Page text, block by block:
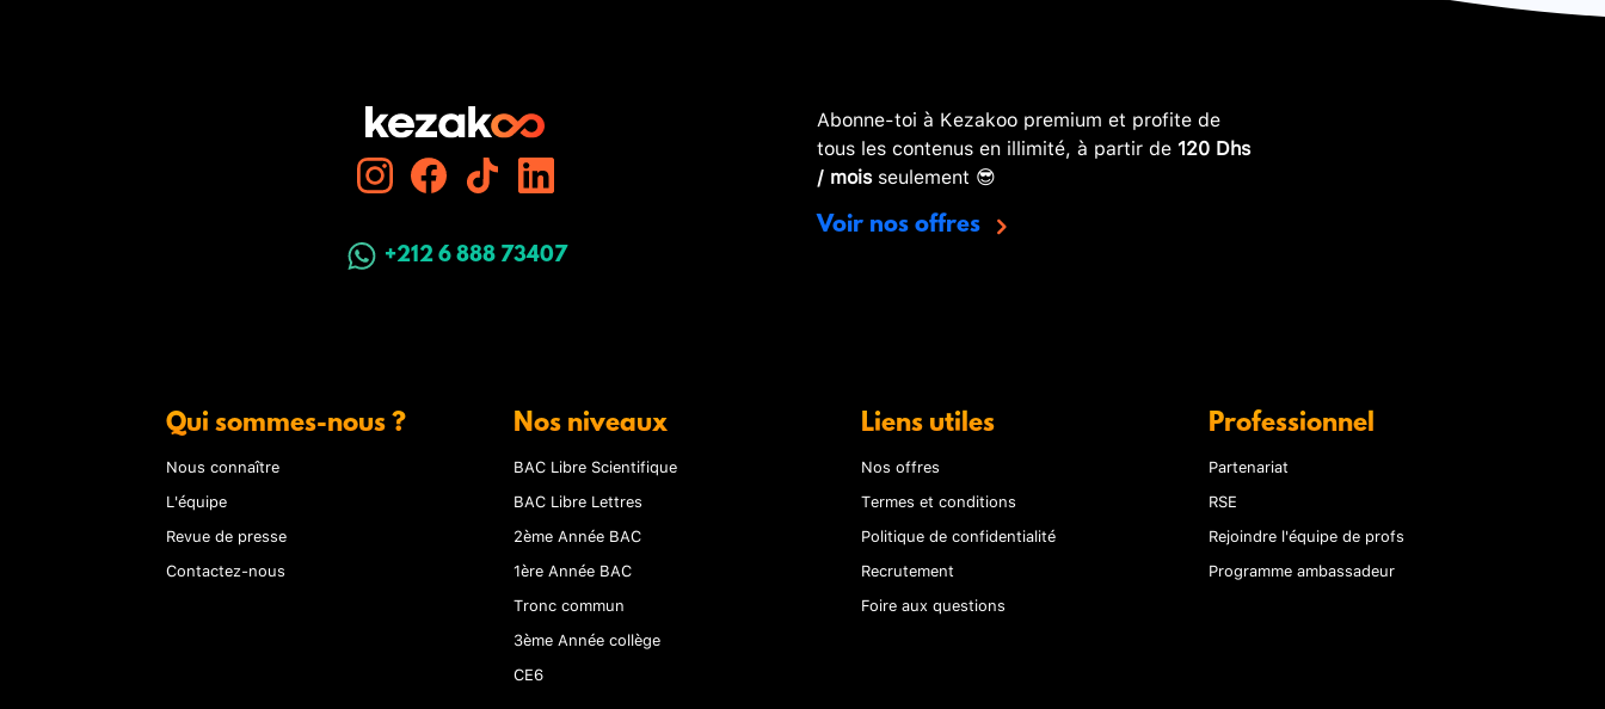
+212 6 888 73407
Abonne-toi à Kezakoo premium et profite de
tous les contenus en illimité, à partir de 120 Dhs
/ moisseulement 😎
Voir nos offres
Qui sommes-nous ?
Nous connaître
L'équipe
Revue de presse
Contactez-nous
Nos niveaux
BAC Libre Scientifique
BAC Libre Lettres
2ème Année BAC
1ère Année BAC
Tronc commun
3ème Année collège
CE6
Liens utiles
Nos offres
Termes et conditions
Politique de confidentialité
Recrutement
Foire aux questions
Professionnel
Partenariat
RSE
Rejoindre l'équipe de profs
Programme ambassadeur